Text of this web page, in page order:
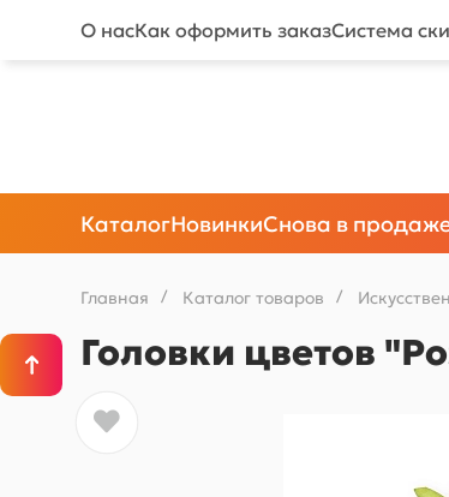
О насКак оформить заказСистема
КаталогНовинкиСнова в
Главная / Каталог товаров /
Головки цветов